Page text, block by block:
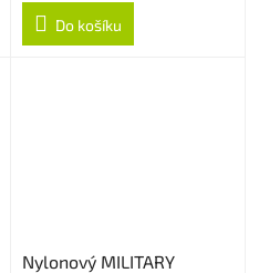
Do košíku
Nylonový MILITARY